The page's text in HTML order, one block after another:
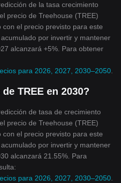
de la tasa crecimiento
precio de Treehouse (TREE)
el precio previsto para este
por invertir y mantener
alcanzará +5%. Para obtener
para 2026, 2027, 2030–2050
TREE en 2030?
de tasa de crecimiento
precio de Treehouse (TREE)
el precio previsto para este
por invertir y mantener
alcanzará 21.55%. Para
para 2026, 2027, 2030–2050